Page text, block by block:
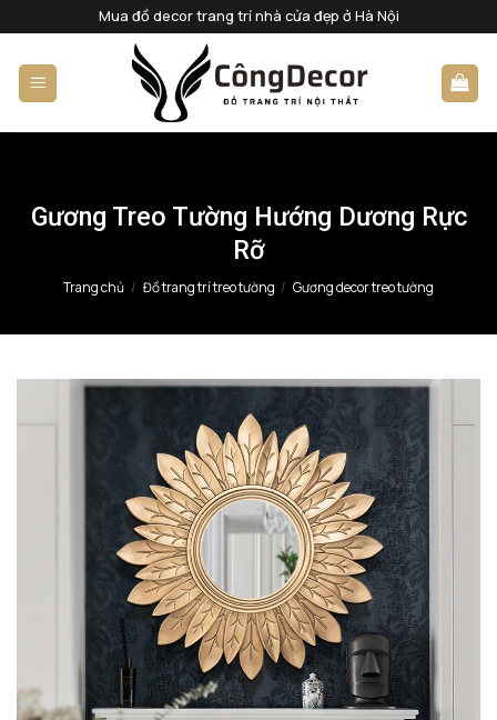
qua
nội
dung
Mua đồ decor trang trí nhà cửa đẹp ở Hà Nội
Gương Treo Tường Hướng Dương Rực
Rỡ
Trang chủ / Đồ trang trí treo tường / Gương decor treo tường